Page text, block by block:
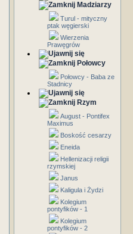
Madziarzy
Turul - mityczny
ptak węgierski
Wierzenia
Prawęgrów
Połowcy
Połowcy - Baba ze
Stadnicy
Rzym
August - Pontifex
Maximus
Boskość cesarzy
Eneida
Hellenizacji religii
rzymskiej
Janus
Kaligula i Żydzi
Kolegium
pontyfików - 1
Kolegium
pontyfików - 2